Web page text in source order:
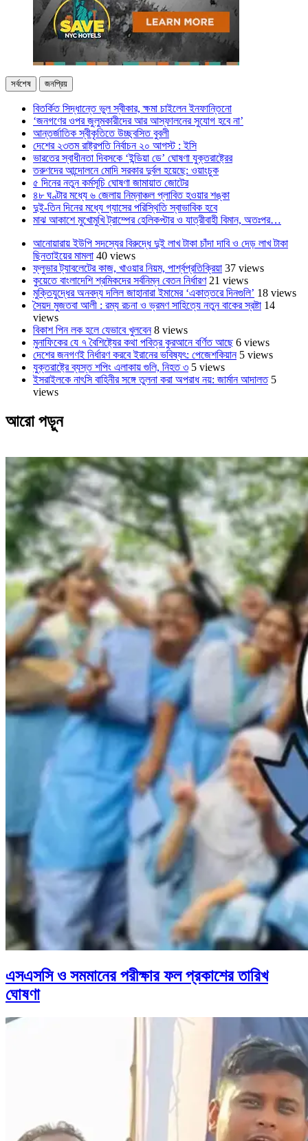
সর্বশেষ জনপ্রিয়
বিতর্কিত সিদ্ধান্তে ভুল স্বীকার, ক্ষমা চাইলেন ইনফান্তিনো
‘জনগণের ওপর জুলুমকারীদের আর আস্ফালনের সুযোগ হবে না’
আন্তর্জাতিক স্বীকৃতিতে উচ্ছ্বসিত বুবলী
দেশের ২৩তম রাষ্ট্রপতি নির্বাচন ২০ আগস্ট : ইসি
ভারতের স্বাধীনতা দিবসকে ‘ইন্ডিয়া ডে’ ঘোষণা যুক্তরাষ্ট্রের
তরুণদের আন্দোলনে মোদি সরকার দুর্বল হয়েছে: ওয়াংচুক
৫ দিনের নতুন কর্মসূচি ঘোষণা জামায়াত জোটের
৪৮ ঘণ্টার মধ্যে ৬ জেলায় নিম্নাঞ্চল প্লাবিত হওয়ার শঙ্কা
দুই-তিন দিনের মধ্যে গ্যাসের পরিস্থিতি স্বাভাবিক হবে
মাঝ আকাশে মুখোমুখি ট্রাম্পের হেলিকপ্টার ও যাত্রীবাহী বিমান, অতঃপর…
আনোয়ারায় ইউপি সদস্যের বিরুদ্ধে দুই লাখ টাকা চাঁদা দাবি ও দেড় লাখ টাকা
ছিনতাইয়ের মামলা 40 views
ফ্লুভার ট্যাবলেটের কাজ, খাওয়ার নিয়ম, পার্শ্বপ্রতিক্রিয়া 37 views
কুয়েতে বাংলাদেশি শ্রমিকদের সর্বনিম্ন বেতন নির্ধারণ 21 views
মুক্তিযুদ্ধের অনবদ্য দলিল জাহানারা ইমামের ‘একাত্তরে দিনগুলি’ 18 views
সৈয়দ মুজতবা আলী : রম্য রচনা ও ভ্রমণ সাহিত্যে নতুন বাকের স্রষ্টা 14
views
বিকাশ পিন লক হলে যেভাবে খুলবেন 8 views
মুনাফিকের যে ৭ বৈশিষ্ট্যের কথা পবিত্র কুরআনে বর্ণিত আছে 6 views
দেশের জনগণই নির্ধারণ করবে ইরানের ভবিষ্যৎ: পেজেশকিয়ান 5 views
যুক্তরাষ্ট্রে ব্যস্ত শপিং এলাকায় গুলি, নিহত ৩ 5 views
ইসরাইলকে নাৎসি বাহিনীর সঙ্গে তুলনা করা অপরাধ নয়: জার্মান আদালত 5
views
আরো পড়ুন
এসএসসি ও সমমানের পরীক্ষার ফল প্রকাশের তারিখ
ঘোষণা